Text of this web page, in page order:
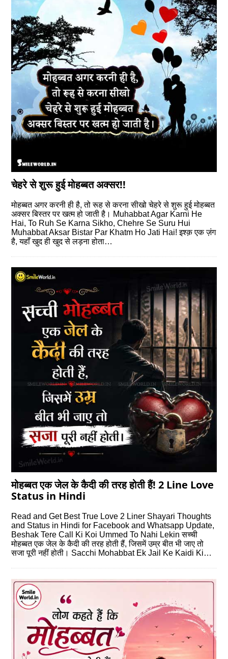
चेहरे से शुरू हुई मोहब्‍बत अक्‍सर!!
मोहब्‍बत अगर करनी ही है, तो रूह से करना सीखो चेहरे से शुरू हुई मोहब्‍बत
अक्‍सर बिस्‍तर पर खत्‍म हो जाती है। Muhabbat Agar Karni He
Hai, To Ruh Se Karna Sikho, Chehre Se Suru Hui
Muhabbat Aksar Bistar Par Khatm Ho Jati Hai! इश्क़ एक ज़ंग
है, यहाँ खुद ही खुद से लड़ना होता…
मोहब्‍बत एक जेल के कैदी की तरह होती हैं! 2 Line Love
Status in Hindi
Read and Get Best True Love 2 Liner Shayari Thoughts
and Status in Hindi for Facebook and Whatsapp Update,
Beshak Tere Call Ki Koi Ummed To Nahi Lekin सच्‍ची
मोहब्‍बत एक जेल के कैदी की तरह होती हैं, जिसमें उम्र बीत भी जाए तो
सजा पूरी नहीं होती। Sacchi Mohabbat Ek Jail Ke Kaidi Ki…